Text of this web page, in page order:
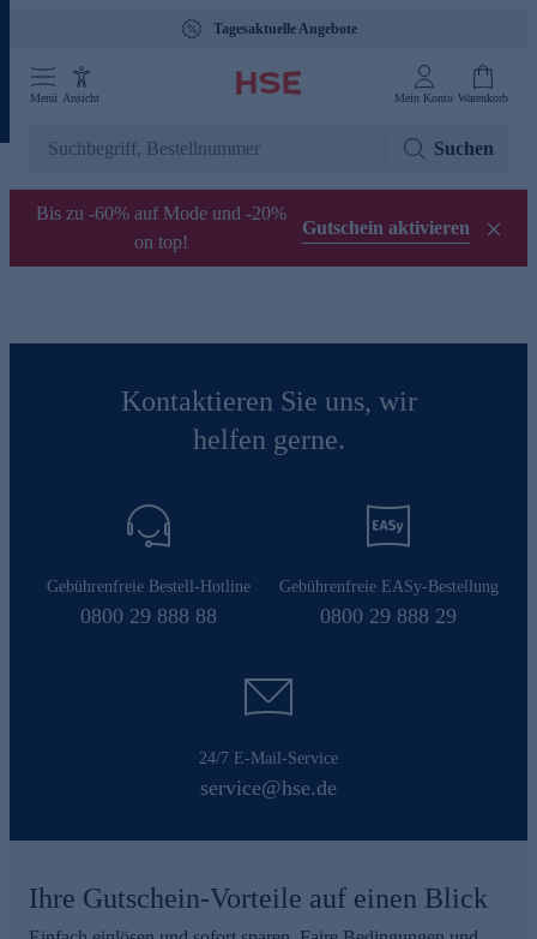
Tagesaktuelle Angebote
Menü Ansicht Mein Konto Warenkorb
Suchen
Bis zu -60% auf Mode und -20%
on top!
Gutschein aktivieren
Kontaktieren Sie uns, wir
helfen gerne.
Gebührenfreie Bestell-Hotline
0800 29 888 88
Gebührenfreie EASy-Bestellung
0800 29 888 29
24/7 E-Mail-Service
service@hse.de
Ihre Gutschein-Vorteile auf einen Blick